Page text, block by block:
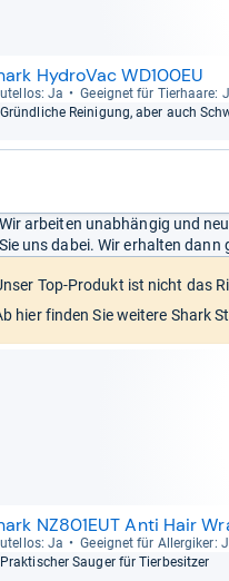
HydroVac WD100EU
Ja
Geeig­net für Tier­haare:
Gründ­li­che Rei­ni­gung, aber auch
arbeiten unabhängig und
uns dabei. Wir erhalten dann
Top-Produkt ist nicht das
hier finden Sie weitere Shark
NZ801EUT Anti Hair
Ja Geeig­net für All­er­gi­ker:
Prak­ti­scher Sau­ger für Tier­be­sit­zer